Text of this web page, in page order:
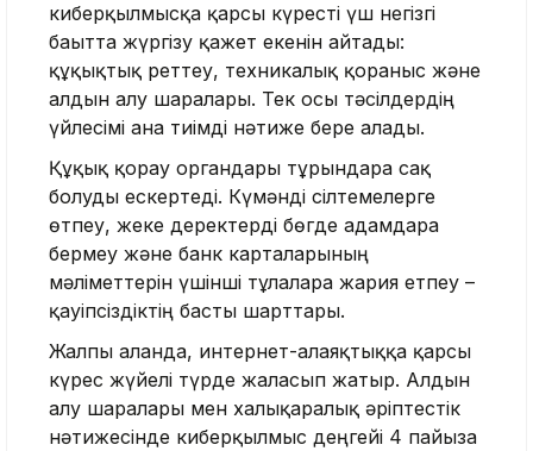
киберқылмысқа қарсы күресті үш негізгі
бағытта жүргізу қажет екенін айтады:
құқықтық реттеу, техникалық қорғаныс және
алдын алу шаралары. Тек осы тәсілдердің
үйлесімі ғана тиімді нәтиже бере алады.
Құқық қорғау органдары тұрғындарға сақ
болуды ескертеді. Күмәнді сілтемелерге
өтпеу, жеке деректерді бөгде адамдарға
бермеу және банк карталарының
мәліметтерін үшінші тұлғаларға жария етпеу –
қауіпсіздіктің басты шарттары.
Жалпы алғанда, интернет-алаяқтыққа қарсы
күрес жүйелі түрде жалғасып жатыр. Алдын
алу шаралары мен халықаралық әріптестік
нәтижесінде киберқылмыс деңгейі 4 пайызға